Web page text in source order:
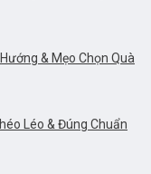
& Mẹo Chọn Quà
Léo & Đúng Chuẩn